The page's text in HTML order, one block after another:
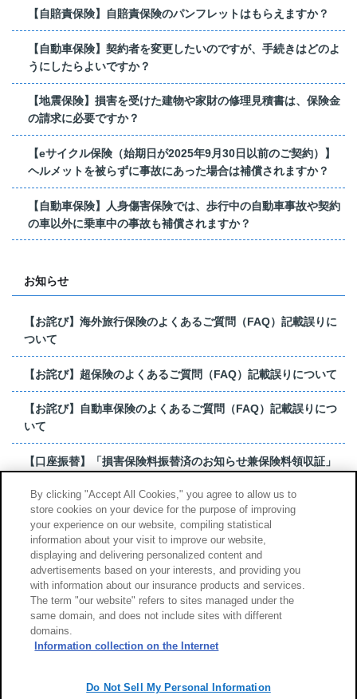
【自賠責保険】自賠責保険のパンフレットはもらえますか？
【自動車保険】契約者を変更したいのですが、手続きはどのよ
うにしたらよいですか？
【地震保険】損害を受けた建物や家財の修理見積書は、保険金
の請求に必要ですか？
【eサイクル保険（始期日が2025年9月30日以前のご契約）】
ヘルメットを被らずに事故にあった場合は補償されますか？
【自動車保険】人身傷害保険では、歩行中の自動車事故や契約
の車以外に乗車中の事故も補償されますか？
お知らせ
【お詫び】海外旅行保険のよくあるご質問（FAQ）記載誤りに
ついて
【お詫び】超保険のよくあるご質問（FAQ）記載誤りについて
【お詫び】自動車保険のよくあるご質問（FAQ）記載誤りにつ
いて
【口座振替】「損害保険料振替済のお知らせ兼保険料領収証」
【お詫び】超保険のよくあるご質問（FAQ）記載誤りについて
もっと見る
サイトのご利用について
勧誘方針
By clicking "Accept All Cookies," you agree to allow us to
store cookies on your device for the purpose of improving
your experience on our website, compiling statistical
information about your visit to improve our website,
displaying and delivering personalized content and
advertisements based on your interests, and providing you
with information about our insurance products and services.
The term "our website" refers to sites managed under the
same domain, and does not include sites with different
domains.
Information collection on the Internet
Do Not Sell My Personal Information